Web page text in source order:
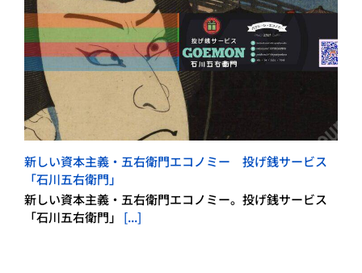
新しい資本主義・五右衛門エコノミー 投げ銭サービス
「石川五右衛門」
新しい資本主義・五右衛門エコノミー。投げ銭サービス
「石川五右衛門」
[...]